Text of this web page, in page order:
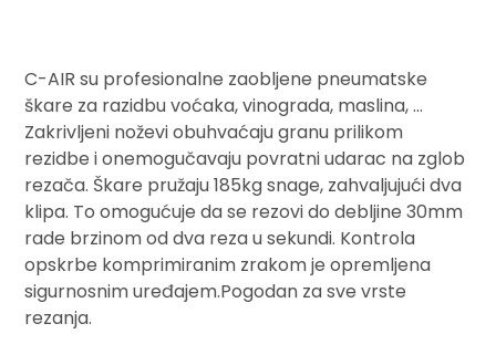
C-AIR su profesionalne zaobljene pneumatske
škare za razidbu voćaka, vinograda, maslina, …
Zakrivljeni noževi obuhvaćaju granu prilikom
rezidbe i onemogučavaju povratni udarac na zglob
rezača. Škare pružaju 185kg snage, zahvaljujući dva
klipa. To omogućuje da se rezovi do debljine 30mm
rade brzinom od dva reza u sekundi. Kontrola
opskrbe komprimiranim zrakom je opremljena
sigurnosnim uređajem.Pogodan za sve vrste
rezanja.